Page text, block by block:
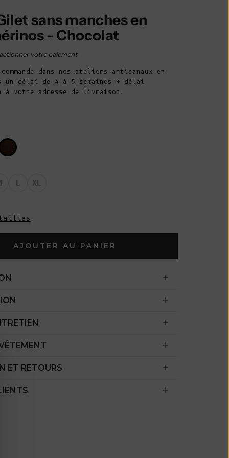
Bénin (XOF Fr)
€)
britanniques
(XOF Fr)
Burundi (BIF
sans manches en
- Chocolat
ventevotre paiement
dans nos ateliers artisanaux en
un délai de 4 à 5 semaines + délai
à votre adresse de livraison.
L XL
tailles
AJOUTER AU PANIER
ET RETOURS